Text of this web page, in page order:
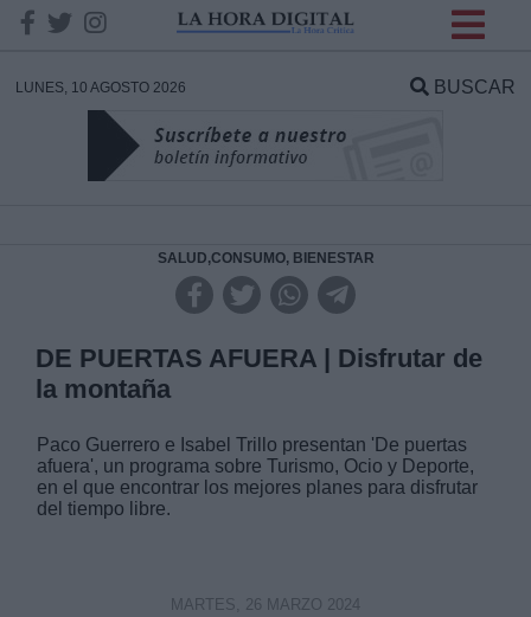
LUNES, 10 AGOSTO 2026 BUSCAR
SALUD,CONSUMO, BIENESTAR
DE PUERTAS AFUERA | Disfrutar de
la montaña
Paco Guerrero e Isabel Trillo presentan 'De puertas
afuera', un programa sobre Turismo, Ocio y Deporte,
en el que encontrar los mejores planes para disfrutar
del tiempo libre.
MARTES, 26 MARZO 2024
DATOS
Responsable:
Destinatarios: